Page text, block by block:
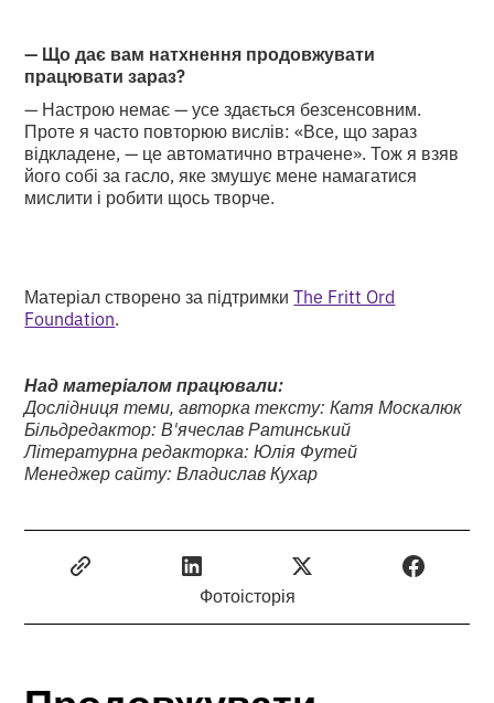
— Що дає вам натхнення продовжувати
працювати зараз?
— Настрою немає — усе здається безсенсовним.
Проте я часто повторюю вислів: «Все, що зараз
відкладене, — це автоматично втрачене». Тож я взяв
його собі за гасло, яке змушує мене намагатися
мислити і робити щось творче.
Матеріал створено за підтримкиThe Fritt Ord
Foundation.
Над матеріалом працювали:
Дослідниця теми, авторка тексту: Катя Москалюк
Більдредактор: В'ячеслав Ратинський
Літературна редакторка: Юлія Футей
Менеджер сайту: Владислав Кухар
Фотоісторія